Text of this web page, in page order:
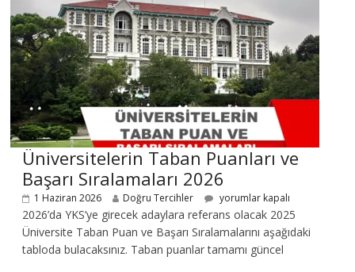
Üniversitelerin Taban Puanları ve
Başarı Sıralamaları 2026
1 Haziran 2026 Doğru Tercihler yorumlar kapalı
2026’da YKS’ye girecek adaylara referans olacak 2025
Üniversite Taban Puan ve Başarı Sıralamalarını aşağıdaki
tabloda bulacaksınız. Taban puanlar tamamı güncel